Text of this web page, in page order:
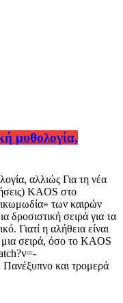
μυθολογία,
αλλιώς Για τη νέα
KAOS στο
των καιρών
δροσιστική σειρά για τα
Γιατί η αλήθεια είναι
σειρά, όσο το KAOS
και τρομερά